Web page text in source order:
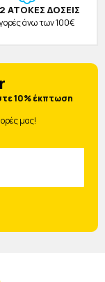
ΑΤΟΚΕΣ ΔΟΣΕΙΣ
άνω των 100€
10% έκπτωση
μας!